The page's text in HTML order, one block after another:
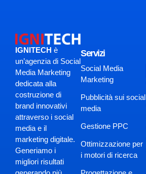
IGNITECH è
un’agenzia di Social
Media Marketing
dedicata alla
costruzione di
brand innovativi
attraverso i social
media e il
marketing digitale.
Generiamo i
migliori risultati
Servizi
Social Media
Marketing
Pubblicità sui social
media
Gestione PPC
Ottimizzazione per
i motori di ricerca